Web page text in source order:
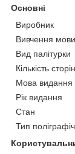
Основні
Виробник
Вивчення мови
Вид палітурки
Кількість
Мова видання
Рік видання
Стан
Тип